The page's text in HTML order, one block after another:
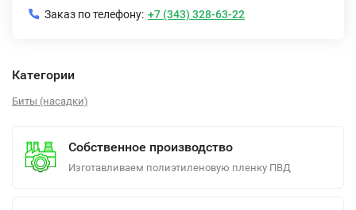
Заказ по телефону: +7 (343) 328-63-22
Категории
Биты (насадки)
Собственное производство
Изготавливаем полиэтиленовую пленку ПВД